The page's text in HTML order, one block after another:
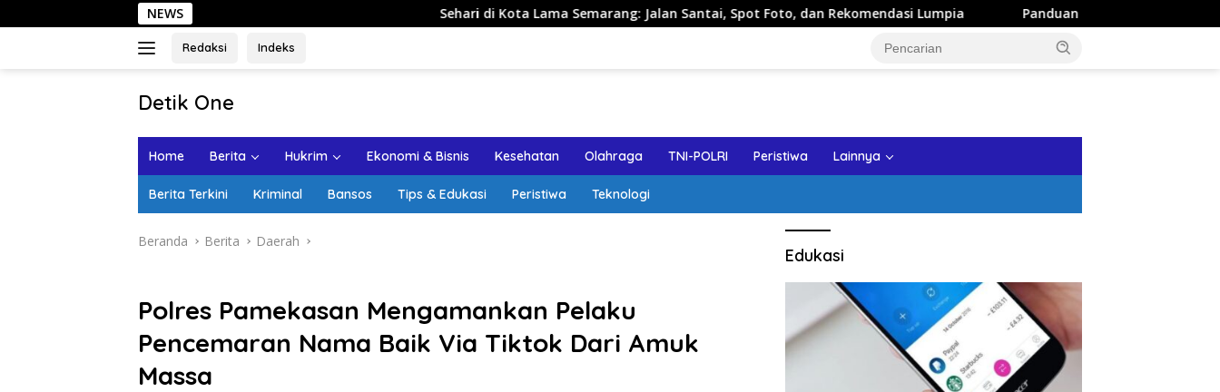
ke
NEWS Sehari di Kota Lama Semarang: Jalan Santai, Spot Foto, dan Rekomendasi Lumpia Panduan Wisata Keluarga ke Kota Batu:
Redaksi Indeks
Detik One
Ungkap
Home Berita Hukrim Ekonomi & Bisnis Kesehatan Olahraga TNI-POLRI Peristiwa Lainnya
Berita Terkini Kriminal Bansos Tips & Edukasi Peristiwa Teknologi
Beranda Berita Daerah
Polres Pamekasan Mengamankan Pelaku
Pencemaran Nama Baik Via Tiktok Dari Amuk
Massa
Edukasi